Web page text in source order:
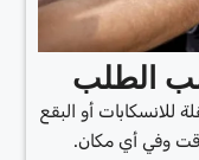
الطلب
للانسكابات أو البقع
وفي أي مكان.